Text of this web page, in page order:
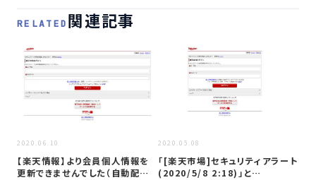
RELATED 関連記事
2020.06.10
【楽天情報】より会員個人情報を
更新できませんでした（自動配信
2020.05.08
「[楽天市場]セキュリティアラート
(2020/5/8 2:18)」と…